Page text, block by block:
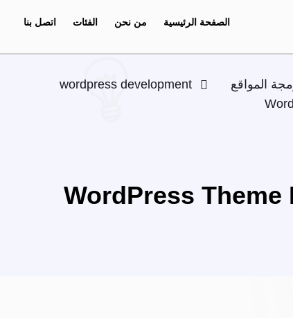
الصفحة الرئيسية من نحن الفئات اتصل بنا
المواقع
wordpress development
WordPress Theme